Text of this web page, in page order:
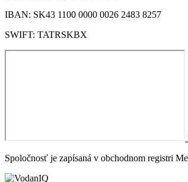
IBAN: SK43 1100 0000 0026 2483 8257
SWIFT: TATRSKBX
Spoločnosť je zapísaná v obchodnom registri